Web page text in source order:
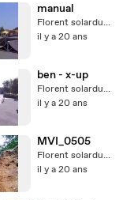
manual
Florent solardunord
il y a 20 ans
ben - x-up
Florent solardunord
il y a 20 ans
MVI_0505
Florent solardunord
il y a 20 ans